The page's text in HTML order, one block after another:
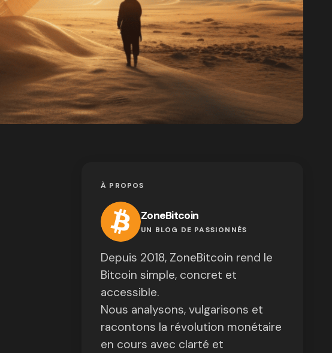
À PROPOS
ZoneBitcoin
UN BLOG DE PASSIONNÉS
Depuis 2018, ZoneBitcoin rend le
Bitcoin simple, concret et
accessible.
Nous analysons, vulgarisons et
racontons la révolution monétaire
en cours avec clarté et